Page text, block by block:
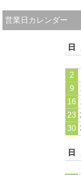
営業日カレンダー
日
2
9
16
23
30
日